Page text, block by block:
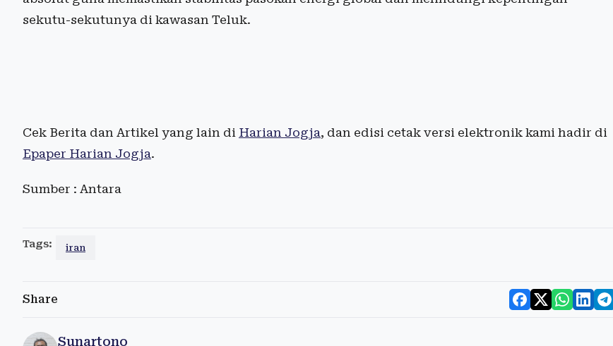
sekutu-sekutunya di kawasan Teluk.
Cek Berita dan Artikel yang lain di Harian Jogja, dan edisi cetak versi elektronik kami hadir di
Epaper Harian Jogja.
Sumber : Antara
Tags: iran
Share
Sunartono